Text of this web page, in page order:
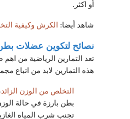
أو اكثر.
شاهد أيضا: الكرش وكيفية التخلص منه بأفضل 3
نصائح لتكوين عضلات بطن
تعد التمارين الرياضية من
هذه التمارين لابد من اتباع
التخلص من الوزن الزائد
بطن بارزة في حالة
تجنب شرب المياه